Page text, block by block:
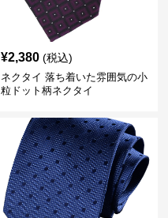
¥2,380 (税込)
ネクタイ 落ち着いた雰囲気の小
粒ドット柄ネクタイ